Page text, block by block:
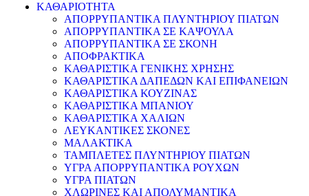
ΚΑΘΑΡΙΟΤΗΤΑ
ΑΠΟΡΡΥΠΑΝΤΙΚΑ ΠΛΥΝΤΗΡΙΟΥ ΠΙΑΤΩΝ
ΑΠΟΡΡΥΠΑΝΤΙΚΑ ΣΕ ΚΑΨΟΥΛΑ
ΑΠΟΡΡΥΠΑΝΤΙΚΑ ΣΕ ΣΚΟΝΗ
ΑΠΟΦΡΑΚΤΙΚΑ
ΚΑΘΑΡΙΣΤΙΚΑ ΓΕΝΙΚΗΣ ΧΡΗΣΗΣ
ΚΑΘΑΡΙΣΤΙΚΑ ΔΑΠΕΔΩΝ ΚΑΙ ΕΠΙΦΑΝΕΙΩΝ
ΚΑΘΑΡΙΣΤΙΚΑ ΚΟΥΖΙΝΑΣ
ΚΑΘΑΡΙΣΤΙΚΑ ΜΠΑΝΙΟΥ
ΚΑΘΑΡΙΣΤΙΚΑ ΧΑΛΙΩΝ
ΛΕΥΚΑΝΤΙΚΕΣ ΣΚΟΝΕΣ
ΜΑΛΑΚΤΙΚΑ
ΤΑΜΠΛΕΤΕΣ ΠΛΥΝΤΗΡΙΟΥ ΠΙΑΤΩΝ
ΥΓΡΑ ΑΠΟΡΡΥΠΑΝΤΙΚΑ ΡΟΥΧΩΝ
ΥΓΡΑ ΠΙΑΤΩΝ
ΧΛΩΡΙΝΕΣ ΚΑΙ ΑΠΟΛΥΜΑΝΤΙΚΑ